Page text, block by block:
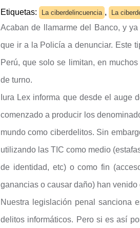
Etiquetas: La ciberdelincuencia , La
Acaban de llamarme del Banco, y
que ir a la Policía a denunciar. Este
Perú, que solo se limitan, en
de turno.
Iura Lex informa que desde el auge
comenzado a producir los
mundo como ciberdelitos. Sin
utilizando las TIC como medio
de identidad, etc) o como fin
ganancias o causar daño) han
Nuestra legislación penal sanciona
delitos informáticos. Pero si es así